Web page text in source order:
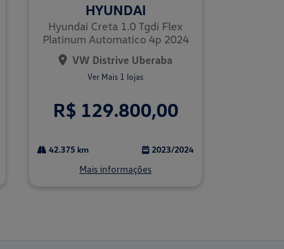
lhe
HYUNDAI
Hyundai Creta 1.0 Tgdi Flex
Platinum Automatico 4p 2024
VW Distrive Uberaba
Ver Mais 1 lojas
R$ 129.800,00
42.375 km 2023/2024
Mais informações